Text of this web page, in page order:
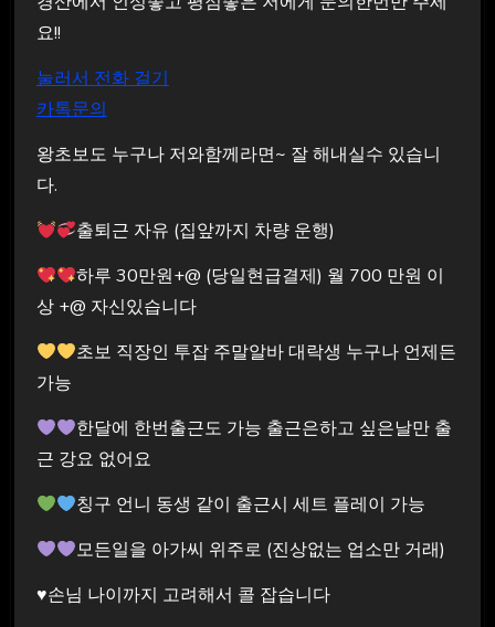
요!!
눌러서 전화 걸기
카톡문의
왕초보도 누구나 저와함께라면~ 잘 해내실수 있습니
다.
출퇴근 자유 (집앞까지 차량 운행)
하루 30만원+@ (당일현급결제) 월 700 만원 이
상 +@ 자신있습니다
초보 직장인 투잡 주말알바 대락생 누구나 언제든
가능
한달에 한번출근도 가능 출근은하고 싶은날만 출
근 강요 없어요
칭구 언니 동생 같이 출근시 세트 플레이 가능
모든일을 아가씨 위주로 (진상없는 업소만 거래)
♥손님 나이까지 고려해서 콜 잡습니다